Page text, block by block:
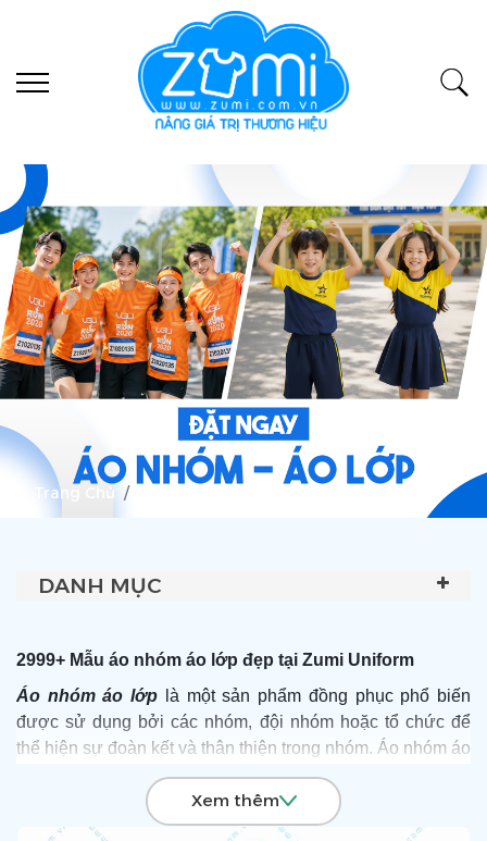
Trang Chủ
DANH MỤC
2999+ Mẫu áo nhóm áo lớp đẹp tại Zumi Uniform
Áo nhóm áo lớp là một sản phẩm đồng phục phổ biến
được sử dụng bởi các nhóm, đội nhóm hoặc tổ chức để
thể hiện sự đoàn kết và thân thiện trong nhóm. Áo nhóm áo
lớp thường được thiết kế với nhiều màu sắc, hình ảnh,
logo hoặc slogan phù hợp với đặc trưng của nhóm. Sản
phẩm này có thể được sử dụng trong các hoạt động như
Xem thêm